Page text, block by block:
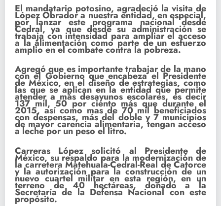
El mandatario potosino, agradeció la visita de
López Obrador a nuestra entidad, en especial,
por lanzar este programa nacional desde
Cedral, ya que desde su administración se
trabaja con intensidad para ampliar el acceso
a la alimentación como parte de un esfuerzo
amplio en el combate contra la pobreza.
Agregó que es importante trabajar de la mano
con el Gobierno que encabeza el Presidente
de México, en el diseño de estrategias, como
las que se aplican en la entidad que permite
atender a más desayunos escolares, es decir
137 mil, 50 por ciento más que durante el
2015, así como mas de 70 mil beneficiados
con despensas, más del doble y 7 municipios
de mayor carencia alimentaria, tengan acceso
a leche por un peso el litro.
Carreras López solicitó al Presidente de
México, su respaldo para la modernización de
la carretera Matehuala-Cedral-Real de Catorce
y la autorización para la construcción de un
nuevo cuartel militar en esta región, en un
terreno de 40 hectáreas, donado a la
Secretaría de la Defensa Nacional con este
propósito.